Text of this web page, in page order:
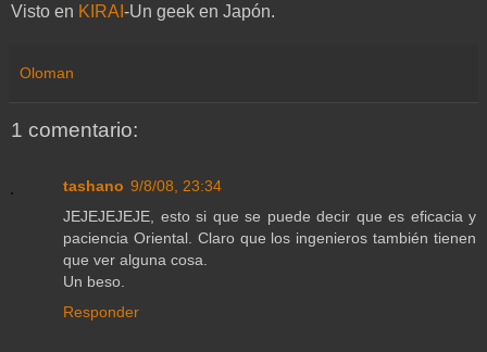
Visto en KIRAI -Un geek en Japón.
Oloman
1 comentario:
tashano 9/8/08, 23:34
JEJEJEJEJE, esto si que se puede decir que es eficacia y
paciencia Oriental. Claro que los ingenieros también tienen
que ver alguna cosa.
Un beso.
Responder